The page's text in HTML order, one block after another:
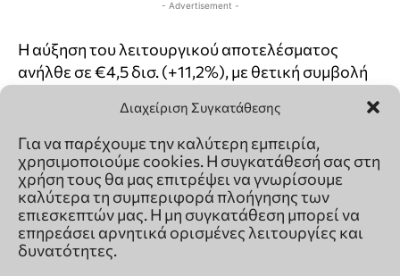
Διαχείριση Συγκατάθεσης
Για να παρέχουμε την καλύτερη εμπειρία,
χρησιμοποιούμε cookies. Η συγκατάθεσή σας στη
χρήση τους θα μας επιτρέψει να γνωρίσουμε
καλύτερα τη συμπεριφορά πλοήγησης των
επιεσκεπτών μας. Η μη συγκατάθεση μπορεί να
επηρεάσει αρνητικά ορισμένες λειτουργίες και
δυνατότητες.